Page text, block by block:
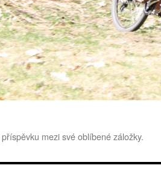
příspěvku mezi své oblíbené záložky.